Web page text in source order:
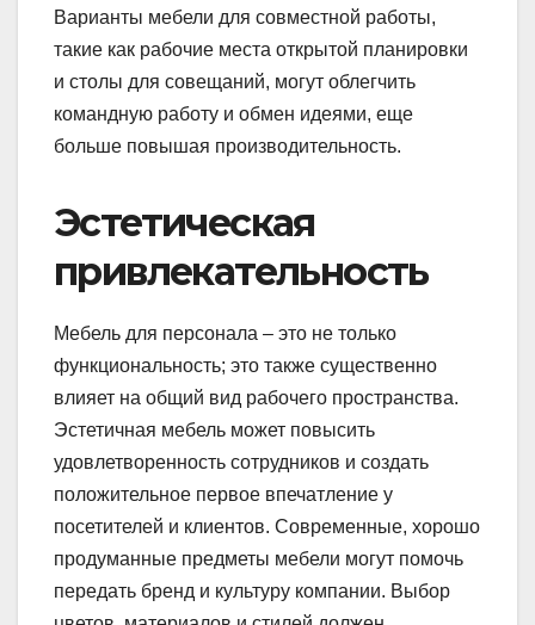
Варианты мебели для совместной работы,
такие как рабочие места открытой планировки
и столы для совещаний, могут облегчить
командную работу и обмен идеями, еще
больше повышая производительность.
Эстетическая
привлекательность
Мебель для персонала – это не только
функциональность; это также существенно
влияет на общий вид рабочего пространства.
Эстетичная мебель может повысить
удовлетворенность сотрудников и создать
положительное первое впечатление у
посетителей и клиентов. Современные, хорошо
продуманные предметы мебели могут помочь
передать бренд и культуру компании. Выбор